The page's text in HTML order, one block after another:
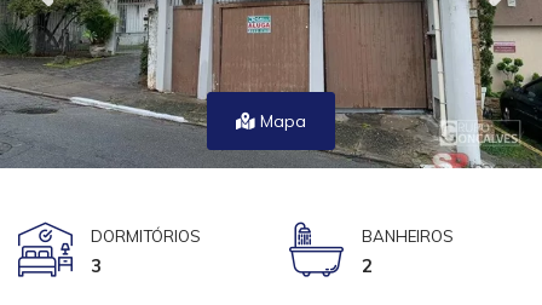
Mapa
DORMITÓRIOS
3
BANHEIROS
2